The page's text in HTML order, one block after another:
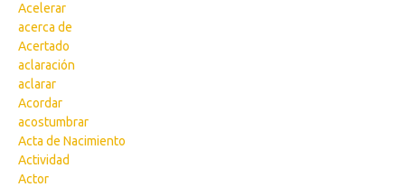
Acelerar
acerca de
Acertado
aclaración
aclarar
Acordar
acostumbrar
Acta de Nacimiento
Actividad
Actor